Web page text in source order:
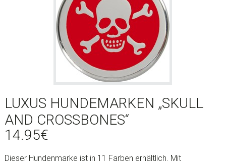
LUXUS HUNDEMARKEN „SKULL
AND CROSSBONES“
14.95€
Dieser Hundenmarke ist in 11 Farben erhältlich. Mit